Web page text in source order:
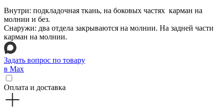
Внутри: подкладочная ткань, на боковых частях карман на
молнии и без.
Снаружи: два отдела закрываются на молнии. На задней части
карман на молнии.
Задать вопрос по товару
в Max
Оплата и доставка